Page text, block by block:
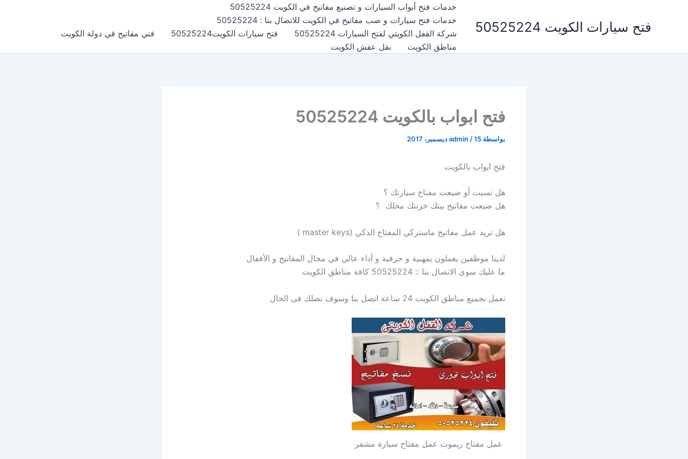
فتح سيارات الكويت 50525224
خدمات فتح أبواب السيارات و تصنيع مفاتيح في الكويت 50525224
خدمات فتح سيارات و صب مفاتيح في الكويت للاتصال بنا : 50525224
شركة القفل الكويتي لفتح السيارات 50525224
فتح سيارات الكويت50525224
فني مفاتيح في دولة الكويت
مناطق الكويت
نقل عفش الكويت
فتح ابواب بالكويت 50525224
بواسطة admin /15 ديسمبر، 2017
فتح ابواب بالكويت
هل نسيت أو ضيعت مفتاح سيارتك ؟
هل ضيعت مفاتيح بيتك خزنتك محلك ؟
هل تريد عمل مفاتيح ماستركي المفتاح الذكي (master keys )
لدينا موظفين يعملون بمهنية و حرفية و أداء عالي في مجال المفاتيح و الأقفال
ما عليك سوى الاتصال بنا :: 50525224 كافة مناطق الكويت
نعمل بجميع مناطق الكويت 24 ساعة اتصل بنا وسوف نصلك فى الحال
عمل مفتاح ريموت عمل مفتاح سيارة مشفر